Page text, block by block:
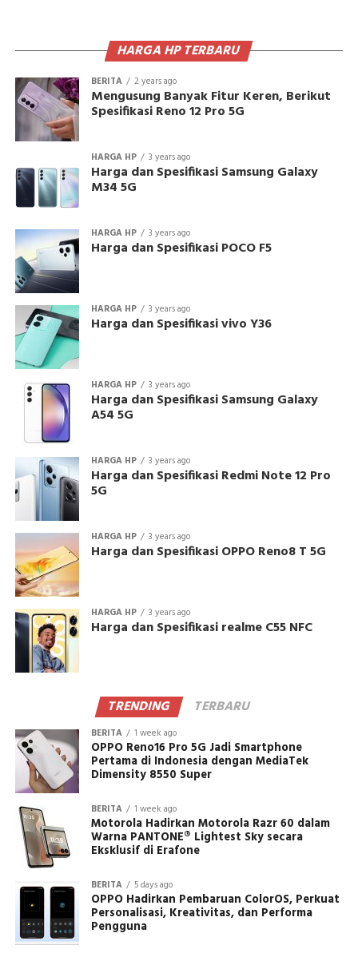
HARGA HP TERBARU
BERITA 2 years ago
Mengusung Banyak Fitur Keren, Berikut
Spesifikasi Reno 12 Pro 5G
HARGA HP 3 years ago
Harga dan Spesifikasi Samsung Galaxy
M34 5G
HARGA HP 3 years ago
Harga dan Spesifikasi POCO F5
HARGA HP 3 years ago
Harga dan Spesifikasi vivo Y36
HARGA HP 3 years ago
Harga dan Spesifikasi Samsung Galaxy
A54 5G
HARGA HP 3 years ago
Harga dan Spesifikasi Redmi Note 12 Pro
5G
HARGA HP 3 years ago
Harga dan Spesifikasi OPPO Reno8 T 5G
HARGA HP 3 years ago
Harga dan Spesifikasi realme C55 NFC
TRENDING TERBARU
BERITA 1 week ago
OPPO Reno16 Pro 5G Jadi Smartphone
Pertama di Indonesia dengan MediaTek
Dimensity 8550 Super
BERITA 1 week ago
Motorola Hadirkan Motorola Razr 60 dalam
Warna PANTONE® Lightest Sky secara
Eksklusif di Erafone
BERITA 5 days ago
OPPO Hadirkan Pembaruan ColorOS, Perkuat
Personalisasi, Kreativitas, dan Performa
Pengguna